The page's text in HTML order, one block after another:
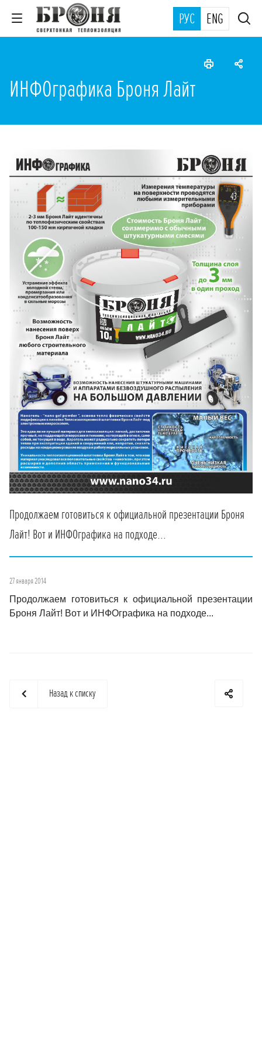
РУС ENG
ИНФОграфика Броня Лайт
Продолжаем готовиться к официальной презентации Броня
Лайт! Вот и ИНФОграфика на подходе...
27 января 2014
Продолжаем готовиться к официальной презентации
Броня Лайт! Вот и ИНФОграфика на подходе...
Назад к списку